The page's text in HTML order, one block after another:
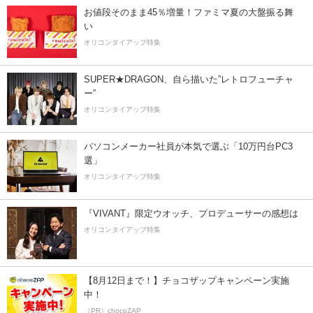
お値段そのまま45％増量！ファミマ夏の大盤振る舞
い
オリコンタイアップ特集
SUPER★DRAGON、自ら描いた”レトロフューチャ
ー”
オリコンタイアップ特集
パソコンメーカー社員が本気で選ぶ「10万円台PC3
選」
オリコンタイアップ特集
『VIVANT』限定ウオッチ、プロデューサーの感想は
オリコンタイアップ特集
【8月12日まで！】チョコザップキャンペーン実施
中！
（PR）chocoZAP